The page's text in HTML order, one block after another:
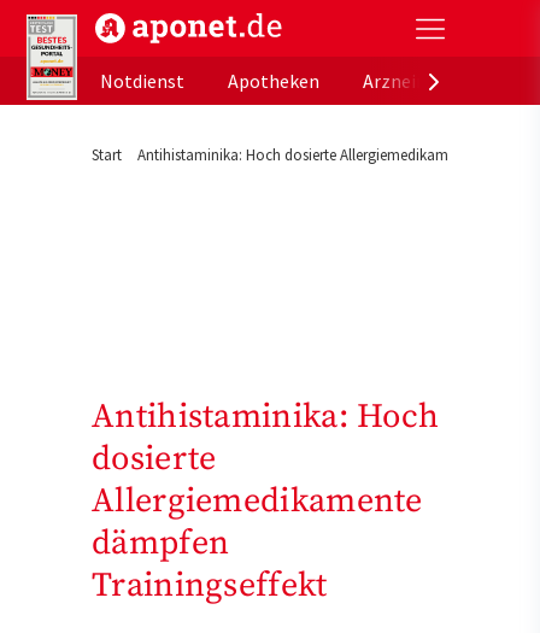
aponet.de - Das offizielle Gesundheitsportal der
Notdienst
Apotheken
Start Antihistaminika: Hoch dosierte Allergiemedikamente dämpfen
Antihistaminika: Hoch
dosierte
Allergiemedikamente
dämpfen
Trainingseffekt